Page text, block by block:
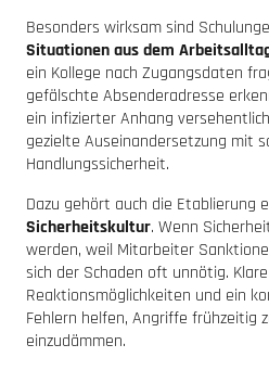
Besonders wirksam sind
Situationen aus dem
ein Kollege nach Zugangsdaten
gefälschte Absenderadresse
ein infizierter Anhang
gezielte Auseinandersetzung mit
Handlungssicherheit.
Dazu gehört auch die Etablierung
Sicherheitskultur. Wenn
werden, weil Mitarbeiter
sich der Schaden oft unnötig.
Reaktionsmöglichkeiten und ein
Fehlern helfen, Angriffe frühzeitig
einzudämmen.